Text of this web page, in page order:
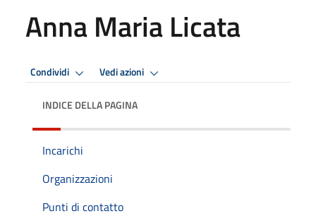
Anna Maria Licata
Condividi Vedi azioni
INDICE DELLA PAGINA
Incarichi
Organizzazioni
Punti di contatto